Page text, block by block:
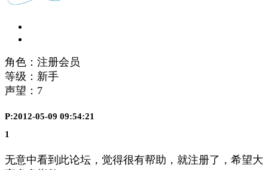
角色：注册会员
等级：新手
声望： 7
P:2012-05-09 09:54:21
1
无意中看到此论坛，觉得很有帮助，就注册了，希望大